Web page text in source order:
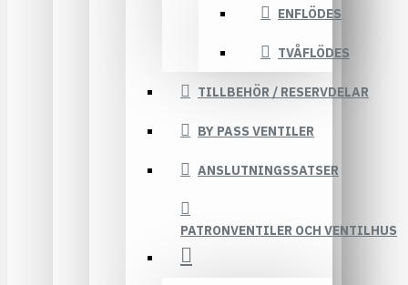
ENFLÖDES
TVÅFLÖDES
TILLBEHÖR / RESERVDELAR
BY PASS VENTILER
ANSLUTNINGSSATSER
PATRONVENTILER OCH VENTILHUS